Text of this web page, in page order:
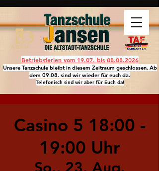
Betriebsferien vom 19.07. bis 08.08.2026
Unsere Tanzschule bleibt in diesem Zeitraum geschlossen. Ab
dem 09.08. sind wir wieder für euch da.
Telefonisch sind wir aber für Euch da!
Casino 5 18:00 -
19:00 Uhr